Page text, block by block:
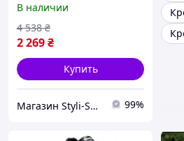
черные, кеды. Мужская
обувь
В наличии
2 269₴
4 538 ₴
Купить
Магазин Styli-Shop 99%